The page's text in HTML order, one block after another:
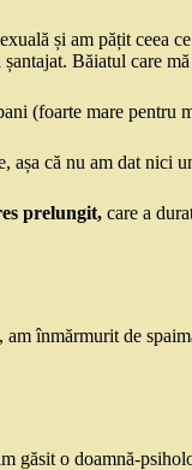
și am pățit ceea
Băiatul care
(foarte mare pentru
așa că nu am dat nici
prelungit, care a
înmărmurit de
găsit o doamnă-